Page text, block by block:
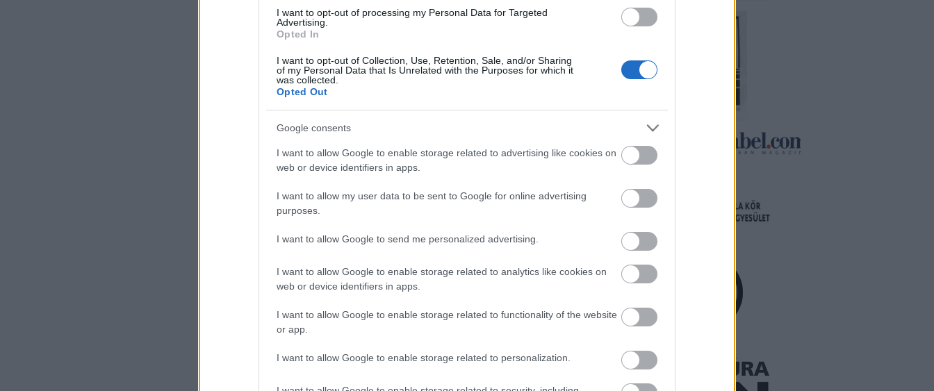
I want to opt-out of processing my Personal Data for Targeted
Advertising.
Opted In
I want to opt-out of Collection, Use, Retention, Sale, and/or Sharing
of my Personal Data that Is Unrelated with the Purposes for which it
was collected.
Opted Out
Google consents
I want to allow Google to enable storage related to advertising like cookies on
web or device identifiers in apps.
I want to allow my user data to be sent to Google for online advertising
purposes.
I want to allow Google to send me personalized advertising.
I want to allow Google to enable storage related to analytics like cookies on
web or device identifiers in apps.
I want to allow Google to enable storage related to functionality of the website
or app.
I want to allow Google to enable storage related to personalization.